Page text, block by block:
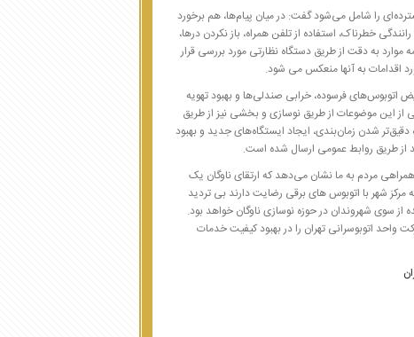
را شامل می‌شود گفت: در میان پیام‌ها، هم برخورد
خطرناک، استفاده از تلفن همراه، باز نکردن درها،
به دقت از طریق دستگاه نظارتی مورد بررسی قرار
اقدامات به آنها منعکس می شود.
اتوبوس‌های فرسوده، خرابی صندلی‌ها و بهبود تهویه
از این موضوعات از طریق نوسازی و بخشی نیز از طریق
شدن زمان‌بندی، ایجاد ایستگاه‌های جدید و بهبود
طریق روابط عمومی ارسال شده است.
مردم به ما نشان می‌دهد که ارتقای ناوگان یک
شهر با اتوبوس های برقی رضایت دارند بی تردید
از سوی شهروندان در حوزه نوسازی ناوگان خواهد بود.
واحد اتوبوسرانی تهران را در بهبود کیفیت خدمات